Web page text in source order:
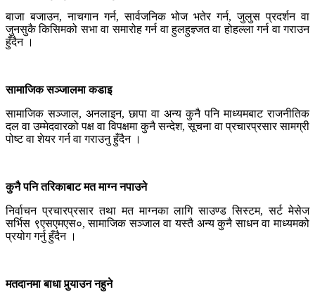
बाजा बजाउन, नाचगान गर्न, सार्वजनिक भोज भतेर गर्न, जुलुस प्रदर्शन वा
जुनसुकै किसिमको सभा वा समारोह गर्न वा हुलहुज्ञ्जत वा होहल्ला गर्न वा गराउन
हुँदैन ।
सामाजिक सञ्जालमा कडाइ
सामाजिक सञ्जाल, अनलाइन, छापा वा अन्य कुनै पनि माध्यमबाट राजनीतिक
दल वा उम्मेदवारको पक्ष वा विपक्षमा कुनै सन्देश, सूचना वा प्रचारप्रसार सामग्री
पोष्ट वा शेयर गर्न वा गराउनु हुँदैन ।
कुनै पनि तरिकाबाट मत माग्न नपाउने
निर्वाचन प्रचारप्रसार तथा मत माग्नका लागि साउण्ड सिस्टम, सर्ट मेसेज
सर्भिस ९एसएमएस०, सामाजिक सञ्जाल वा यस्तै अन्य कुनै साधन वा माध्यमको
प्रयोग गर्नु हुँदैन ।
मतदानमा बाधा पुर्‍याउन नहुने